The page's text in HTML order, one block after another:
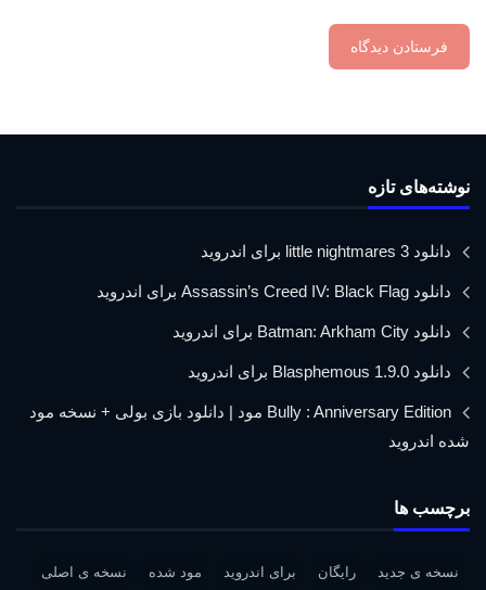
نوشته‌های تازه
دانلود little nightmares 3 برای اندروید
دانلود Assassin’s Creed IV: Black Flag برای اندروید
دانلود Batman: Arkham City برای اندروید
دانلود Blasphemous 1.9.0 برای اندروید
Bully : Anniversary Edition مود | دانلود بازی بولی + نسخه مود
شده اندروید
برچسب ها
نسخه ی جدید رایگان برای اندروید مود شده نسخه ی اصلی